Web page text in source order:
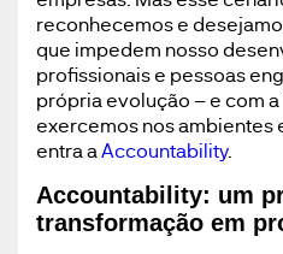
reconhecemos e
que impedem nosso
profissionais e pessoas
própria evolução – e com
exercemos nos ambientes
entra aAccountability.
Accountability: um
transformação em